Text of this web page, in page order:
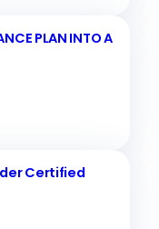
PLAN INTO A
Certified